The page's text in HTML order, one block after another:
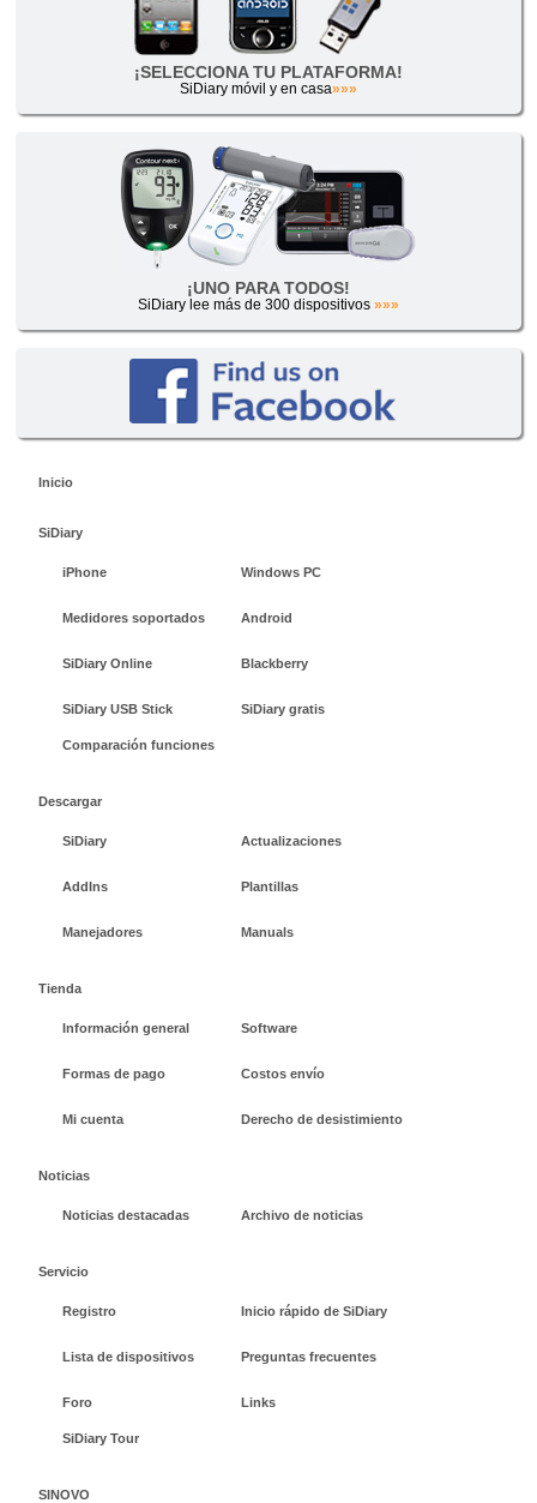
¡SELECCIONA TU PLATAFORMA!
SiDiary móvil y en casa»»»
¡UNO PARA TODOS!
SiDiary lee más de 300 dispositivos »»»
Inicio
SiDiary
iPhone Windows PC
Medidores soportados Android
SiDiary Online Blackberry
SiDiary USB Stick SiDiary gratis
Comparación funciones
Descargar
SiDiary Actualizaciones
AddIns Plantillas
Manejadores Manuals
Tienda
Información general Software
Formas de pago Costos envío
Mi cuenta Derecho de desistimiento
Noticias
Noticias destacadas Archivo de noticias
Servicio
Registro Inicio rápido de SiDiary
Lista de dispositivos Preguntas frecuentes
Foro Links
SiDiary Tour
SINOVO